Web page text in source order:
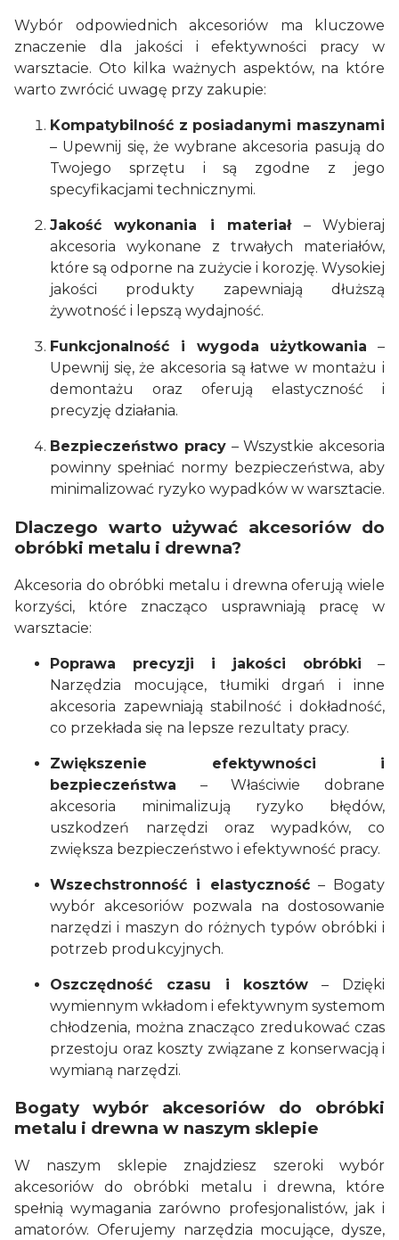
Wybór odpowiednich akcesoriów ma kluczowe
znaczenie dla jakości i efektywności pracy w
warsztacie. Oto kilka ważnych aspektów, na które
warto zwrócić uwagę przy zakupie:
Kompatybilność z posiadanymi maszynami
– Upewnij się, że wybrane akcesoria pasują do
Twojego sprzętu i są zgodne z jego
specyfikacjami technicznymi.
Jakość wykonania i materiał– Wybieraj
akcesoria wykonane z trwałych materiałów,
które są odporne na zużycie i korozję. Wysokiej
jakości produkty zapewniają dłuższą
żywotność i lepszą wydajność.
Funkcjonalność i wygoda użytkowania –
Upewnij się, że akcesoria są łatwe w montażu i
demontażu oraz oferują elastyczność i
precyzję działania.
Bezpieczeństwo pracy– Wszystkie akcesoria
powinny spełniać normy bezpieczeństwa, aby
minimalizować ryzyko wypadków w warsztacie.
Dlaczego warto używać akcesoriów do
obróbki metalu i drewna?
Akcesoria do obróbki metalu i drewna oferują wiele
korzyści, które znacząco usprawniają pracę w
warsztacie:
Poprawa precyzji i jakości obróbki –
Narzędzia mocujące, tłumiki drgań i inne
akcesoria zapewniają stabilność i dokładność,
co przekłada się na lepsze rezultaty pracy.
Zwiększenie efektywności i
bezpieczeństwa – Właściwie dobrane
akcesoria minimalizują ryzyko błędów,
uszkodzeń narzędzi oraz wypadków, co
zwiększa bezpieczeństwo i efektywność pracy.
Wszechstronność i elastyczność– Bogaty
wybór akcesoriów pozwala na dostosowanie
narzędzi i maszyn do różnych typów obróbki i
potrzeb produkcyjnych.
Oszczędność czasu i kosztów – Dzięki
wymiennym wkładom i efektywnym systemom
chłodzenia, można znacząco zredukować czas
przestoju oraz koszty związane z konserwacją i
wymianą narzędzi.
Bogaty wybór akcesoriów do obróbki
metalu i drewna w naszym sklepie
W naszym sklepie znajdziesz szeroki wybór
akcesoriów do obróbki metalu i drewna, które
spełnią wymagania zarówno profesjonalistów, jak i
amatorów. Oferujemy narzędzia mocujące, dysze,